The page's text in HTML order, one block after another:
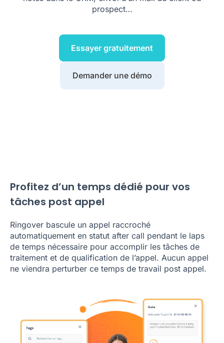
prospect…
Essayer gratuitement
Demander une démo
Profitez d’un temps dédié pour vos
tâches post appel
Ringover bascule un appel raccroché
automatiquement en statut after call pendant le laps
de temps nécessaire pour accomplir les tâches de
traitement et de qualification de l’appel. Aucun appel
ne viendra perturber ce temps de travail post appel.